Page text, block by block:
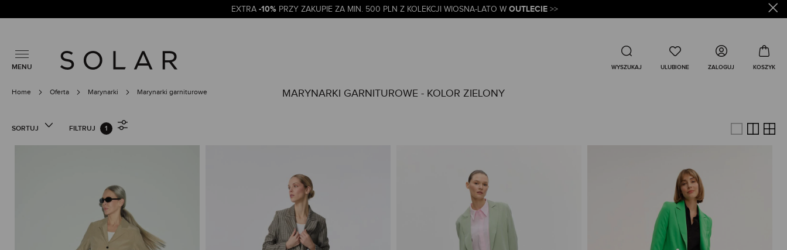
EXTRA -10% PRZY ZAKUPIE ZA MIN. 500 PLN Z KOLEKCJI WIOSNA-LATO W OUTLECIE >>
MENU ZALOGUJ
Home Oferta Marynarki Marynarki garniturowe MARYNARKI GARNITUROWE - KOLOR ZIELONY
SORTUJ FILTRUJ 1